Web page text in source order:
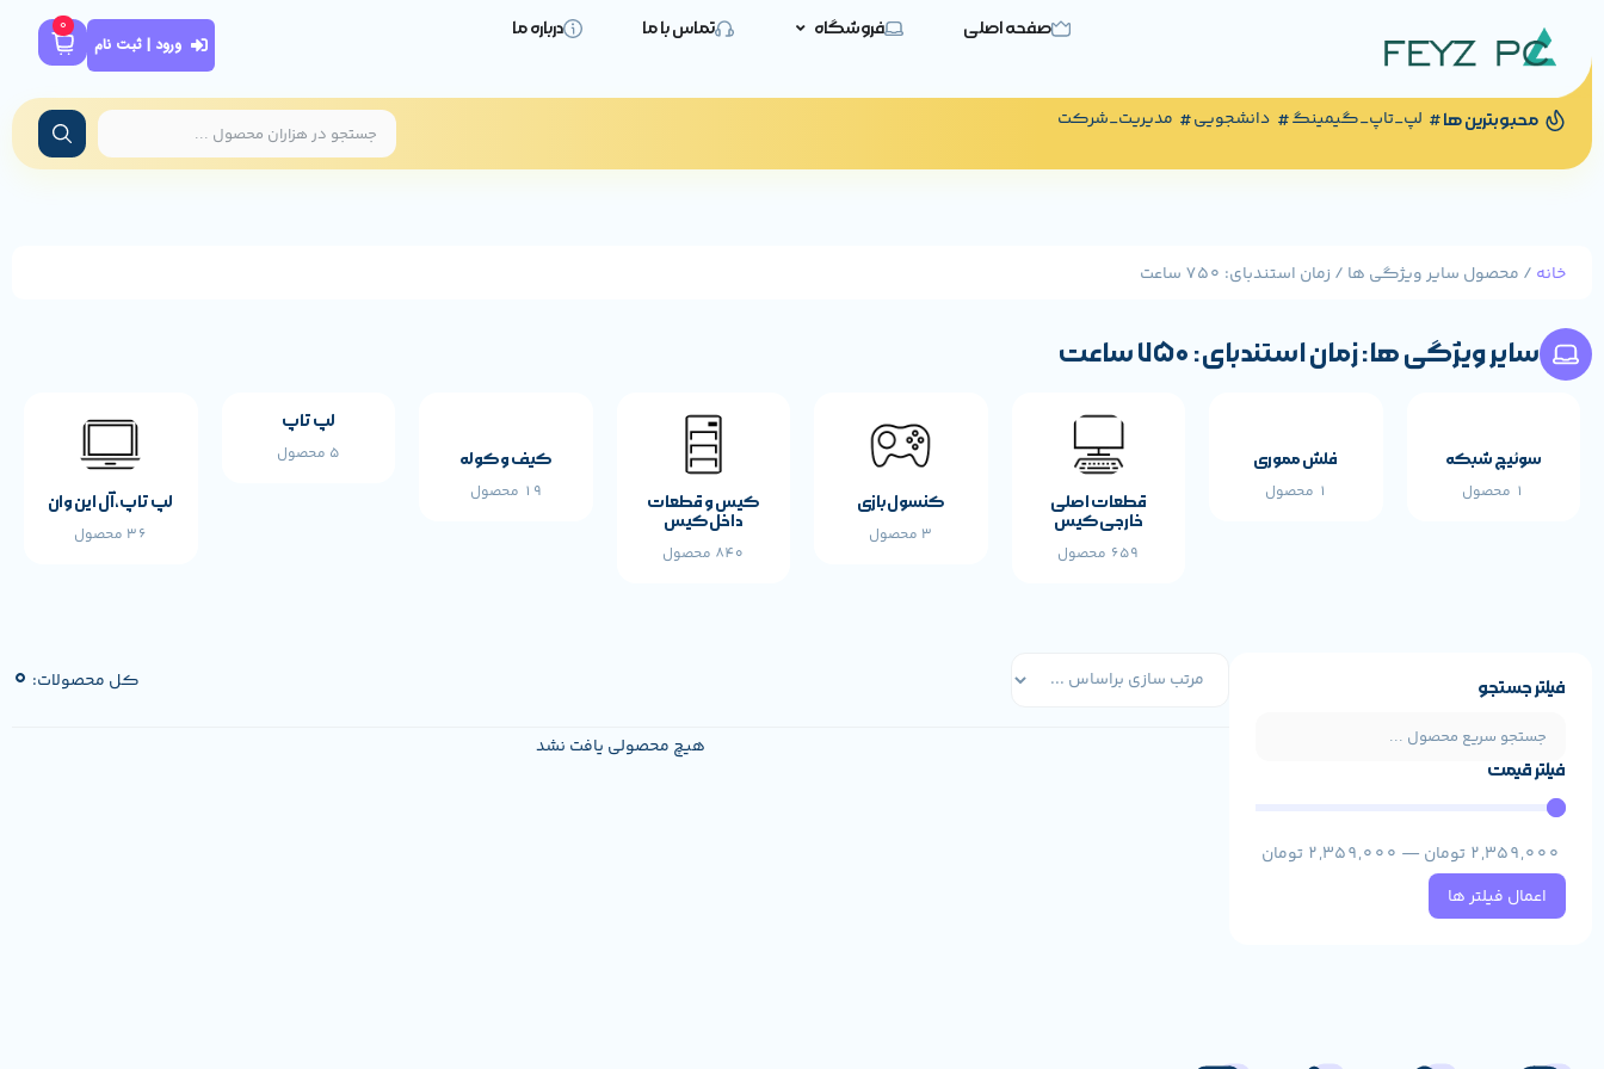
صفحه اصلی فروشگاه تماس با ما درباره ما
ورود | ثبت نام
0
محبوبترین ها لپ_تاپ_گیمینگ دانشجویی مدیریت_شرکت
خانه / محصول سایر ویژگی ها / زمان استندبای: 750 ساعت
سایر ویژگی ها: زمان استندبای: 750 ساعت
سوئیچ شبکه
1 محصول
فلش مموری
1 محصول
قطعات اصلی
خارجی کیس
659 محصول
کنسول بازی
3 محصول
کیس و قطعات
داخل کیس
840 محصول
کیف و کوله
19 محصول
لپ تاپ
5 محصول
لپ تاپ،آل این وان
36 محصول
فیلتر جستجو
فیلتر قیمت
2,359,000 تومان —
2,359,000 تومان
اعمال فیلتر ها
کل محصولات: 0
هیچ محصولی یافت نشد